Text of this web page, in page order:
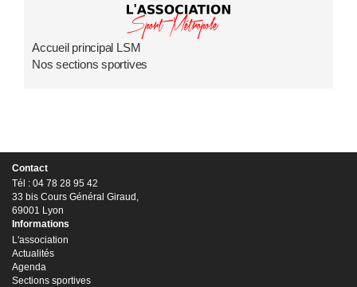
Accueil principal LSM
Nos sections sportives
Contact
Tél : 04 78 28 95 42
33 bis Cours Général Giraud,
69001 Lyon
Informations
L'association
Actualités
Agenda
Sections sportives